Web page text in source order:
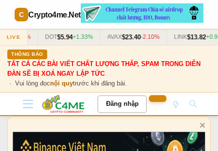
Crypto4me.Net
LIVE
-0.55% DOT$5.94+1.33% AVAX$23.40-2.10% LINK$13.82
THÔNG BÁO
TẤT CẢ CÁC BÀI VIẾT CHẤT LƯỢNG THẤP, SPAM TRONG DIỄN
ĐÀN SẼ BỊ XOÁ NGAY LẬP TỨC
· Vui lòng đọcnội quytrước khi đăng bài.
Đăng nhập